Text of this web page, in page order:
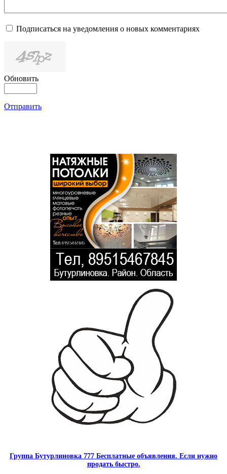
Подписаться на уведомления о новых комментариях
Обновить
Отправить
Группа Бутурлиновка 777 Бесплатные объявления. Если нужно
продать быстро.